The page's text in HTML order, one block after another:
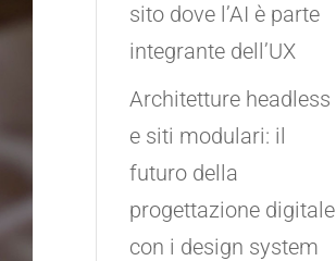
sito dove l’AI è parte
integrante dell’UX
Architetture headless
e siti modulari: il
futuro della
progettazione digitale
con i design system